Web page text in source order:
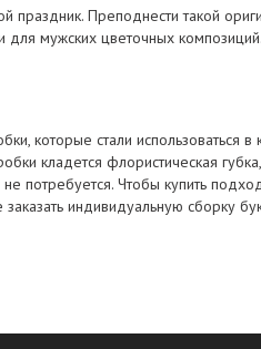
праздник. Преподнести такой
для мужских цветочных
которые стали использоваться
кладется флористическая
потребуется. Чтобы купить
заказать индивидуальную